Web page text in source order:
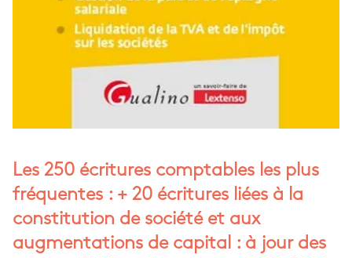
Les 250 écritures comptables les plus
fréquentes : + 20 écritures liées à la
constitution de société et aux
augmentations de capital : à jour des